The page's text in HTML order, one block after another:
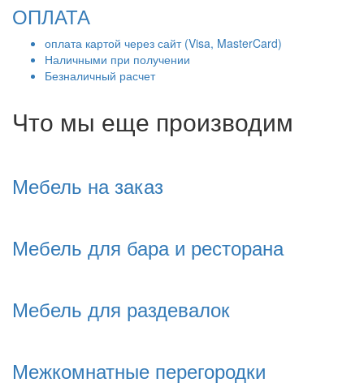
ОПЛАТА
оплата картой через сайт (Visa, MasterCard)
Наличными при получении
Безналичный расчет
Что мы еще производим
Мебель на заказ
Мебель для бара и ресторана
Мебель для раздевалок
Межкомнатные перегородки